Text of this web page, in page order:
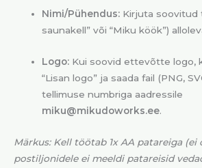
Nimi/Pühendus: Kirjuta soovitud
saunakell” või “Miku köök”)
Logo: Kui soovid ettevõtte logo,
“Lisan logo” ja saada fail (PNG,
tellimuse numbriga aadressile
miku@mikudoworks.ee.
Märkus: Kell töötab 1x AA patareiga (ei
postiljonidele ei meeldi patareisid